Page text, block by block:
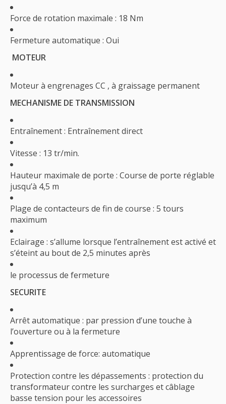
Force de rotation maximale : 18 Nm
Fermeture automatique : Oui
MOTEUR
Moteur à engrenages CC , à graissage permanent
MECHANISME DE TRANSMISSION
Entraînement : Entraînement direct
Vitesse : 13 tr/min.
Hauteur maximale de porte : Course de porte réglable
jusqu’à 4,5 m
Plage de contacteurs de fin de course : 5 tours
maximum
Eclairage : s’allume lorsque l’entraînement est activé et
s’éteint au bout de 2,5 minutes après
le processus de fermeture
SECURITE
Arrêt automatique : par pression d’une touche à
l’ouverture ou à la fermeture
Apprentissage de force: automatique
Protection contre les dépassements : protection du
transformateur contre les surcharges et câblage
basse tension pour les accessoires